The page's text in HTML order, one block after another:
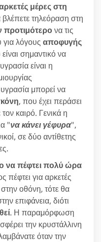
μέρες στη
τηλεόραση στη
προτιμότερονα τις
λόγους αποφυγής
σημαντικό να
είναι η
μπορεί να
, που έχει περάσει
καιρό. Γενικά η
"να κάνει γέφυρα",
σε δύο αντίθετης
να πέφτει πολύ ώρα
πέφτει για αρκετές
οθόνη, τότε θα
επιφάνεια, διότι
. Η παραμόρφωση
την κρυστάλλινη
όταν την